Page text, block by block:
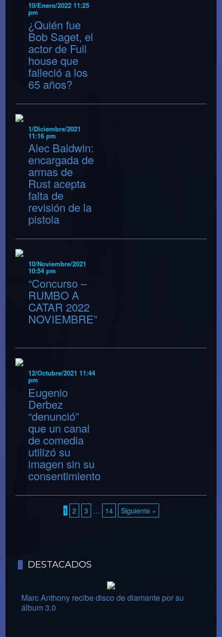
10/Enero/2022 11:25
pm
¿Quién fue
Bob Saget, el
actor de Full
house que
falleció a los
65 años?
1/Diciembre/2021
11:16 pm
Alec Baldwin:
encargada de
armas de
Rust acepta
falta de
revisión de la
pistola
10/Noviembre/2021
10:54 pm
“Concurso –
RUMBO A
CATAR 2022
NOVIEMBRE”
12/Octubre/2021 11:44
pm
Eugenio
Derbez
“denunció”
que un canal
de comedia
utilizó su
imagen sin su
consentimiento
1 2 3 … 14 Siguiente »
DESTACADOS
Marc Anthony recibe disco de diamante por su
álbum 3.0